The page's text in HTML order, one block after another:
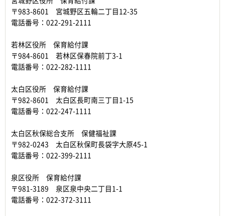
〒983-8601 宮城野区五輪二丁目12-35
電話番号：022-291-2111
若林区役所 保育給付課
〒984-8601 若林区保春院前丁3-1
電話番号：022-282-1111
太白区役所 保育給付課
〒982-8601 太白区長町南三丁目1-15
電話番号：022-247-1111
太白区秋保総合支所 保健福祉課
〒982-0243 太白区秋保町長袋字大原45-1
電話番号：022-399-2111
泉区役所 保育給付課
〒981-3189 泉区泉中央二丁目1-1
電話番号：022-372-3111